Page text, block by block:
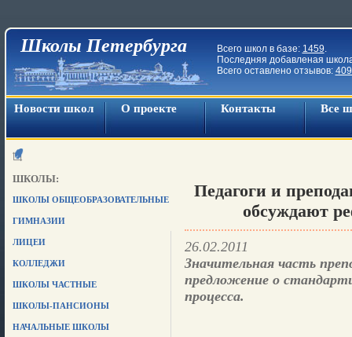
Школы Петербурга Всего школ в базе: 1459.
Последняя добавленая
Всего оставлено отзывов:
Новости школ О проекте Контакты Все
ШКОЛЫ:
ШКОЛЫ ОБЩЕОБРАЗОВАТЕЛЬНЫЕ
ГИМНАЗИИ
ЛИЦЕИ
КОЛЛЕДЖИ
ШКОЛЫ ЧАСТНЫЕ
ШКОЛЫ-ПАНСИОНЫ
НАЧАЛЬНЫЕ ШКОЛЫ
Педагоги и
обсуждают
26.02.2011
Значительная часть
предложение о
процесса.